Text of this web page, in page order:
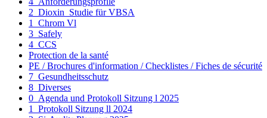
2_Dioxin_Studie für VBSA
1_Chrom Vl
3_Safely
4_CCS
Protection de la santé
PE / Brochures d'information / Checklistes / Fiches de sécurité
7_Gesundheitsschutz
8_Diverses
0_Agenda und Protokoll Sitzung l 2025
1_Protokoll Sitzung ll 2024